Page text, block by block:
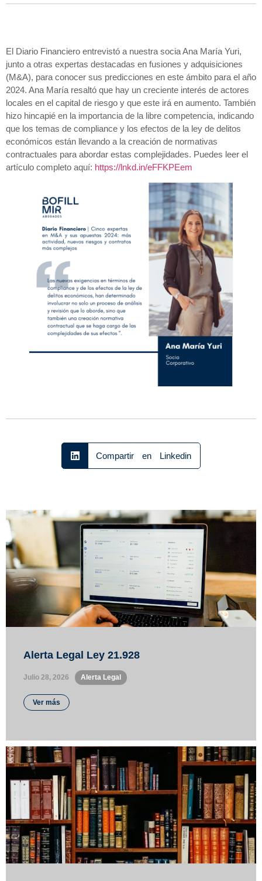
El Diario Financiero entrevistó a nuestra socia Ana María Yuri,
junto a otras expertas destacadas en fusiones y adquisiciones
(M&A), para conocer sus predicciones en este ámbito para el año
2024. Ana María resaltó que hay un creciente interés de actores
locales en el capital de riesgo y que este irá en aumento. También
hizo hincapié en la importancia de la libre competencia, indicando
que los temas de compliance y los efectos de la ley de delitos
económicos están llevando a la creación de normativas
contractuales para abordar estas complejidades. Puedes leer el
artículo completo aquí: https://lnkd.in/eFFKPEem
Compartir en Linkedin
Alerta Legal Ley 21.928
Julio 28, 2026 Alerta Legal
Ver más